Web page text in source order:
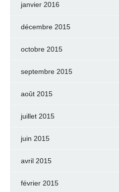
janvier 2016
décembre 2015
octobre 2015
septembre 2015
août 2015
juillet 2015
juin 2015
avril 2015
février 2015